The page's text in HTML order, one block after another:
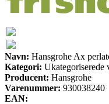
Navn: Hansgrohe Ax
Kategori: Ukategoriserede
Producent: Hansgrohe
Varenummer: 930038240
EAN: